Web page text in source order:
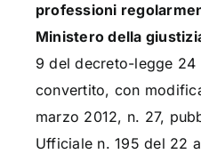
professioni
Ministero della
9 del decreto-legge 24
convertito, con
marzo 2012, n. 27,
Ufficiale n. 195 del 22